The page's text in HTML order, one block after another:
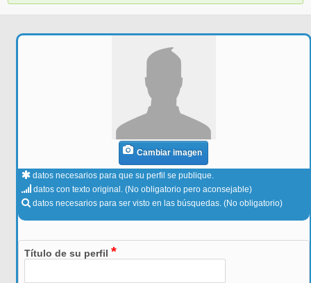
Cambiar imagen
datos necesarios para que su perfil se publique.
datos con texto original. (No obligatorio pero aconsejable)
datos necesarios para ser visto en las búsquedas. (No obligatorio)
Título de su perfil*